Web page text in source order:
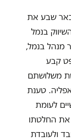
שבע את
בנמל
מנהל בנמל,
קבע
משלושתם
טענת
לעומת
את החלטתו
ולעובדת